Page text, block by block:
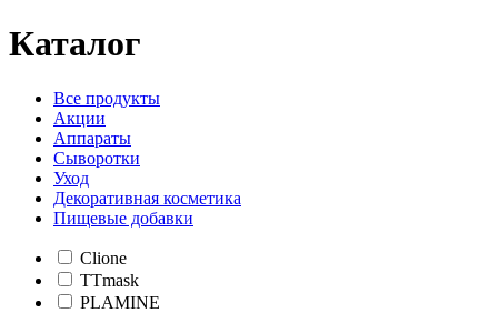
Каталог
Все продукты
Акции
Аппараты
Сыворотки
Уход
Декоративная косметика
Пищевые добавки
Clione
TTmask
PLAMINE